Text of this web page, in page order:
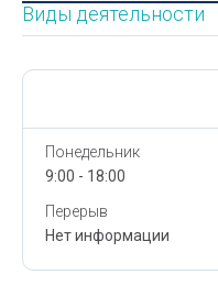
Виды деятельности
Понедельник
9:00 - 18:00
Перерыв
Нет информации